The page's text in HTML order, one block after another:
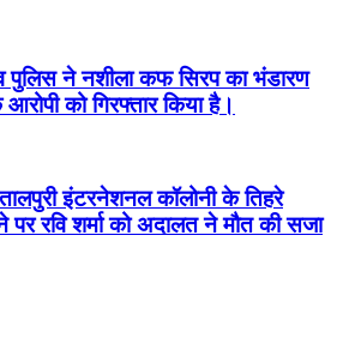
ने नशीला कफ सिरप का भंडारण
को गिरफ्तार किया है।
इंटरनेशनल कॉलोनी के तिहरे
पर रवि शर्मा को अदालत ने मौत की सजा